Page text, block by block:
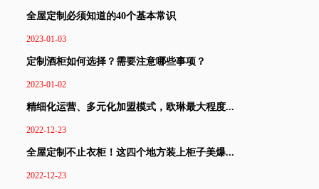
全屋定制必须知道的40个基本常识
2023-01-03
定制酒柜如何选择？需要注意哪些事项？
2023-01-02
精细化运营、多元化加盟模式，欧琳最大程度...
2022-12-23
全屋定制不止衣柜！这四个地方装上柜子美爆...
2022-12-23